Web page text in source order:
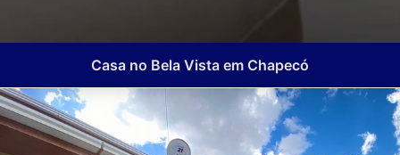
Casa no Bela Vista em Chapecó